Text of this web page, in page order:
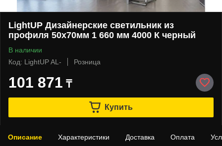
LightUP Дизайнерские светильник из
профиля 50х70мм 1 660 мм 4000 К черный
В наличии
Код: LightUP AL-
Розница
101 871 ₸
Купить
Описание Характеристики Доставка Оплата